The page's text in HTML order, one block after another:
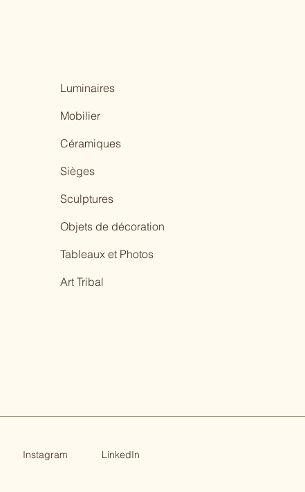
Luminaires
Mobilier
Céramiques
Sièges
Sculptures
Objets de décoration
Tableaux et Photos
Art Tribal
Instagram LinkedIn